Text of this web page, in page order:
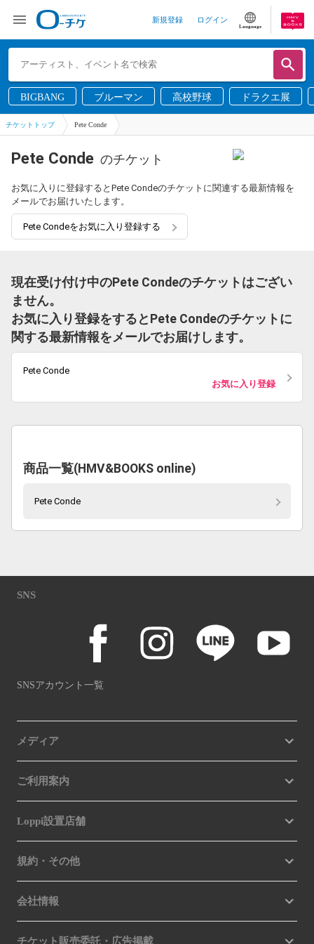
新規登録 ログイン
Language
BIGBANG ブルーマン 高校野球 ドラクエ展
チケットトップ Pete Conde
Pete Conde のチケット
お気に入りに登録するとPete Condeのチケットに関連する最新情報を
メールでお届けいたします。
Pete Condeをお気に入り登録する
現在受け付け中のPete Condeのチケットはござい
ません。
お気に入り登録をするとPete Condeのチケットに
関する最新情報をメールでお届けします。
Pete Conde
お気に入り登録
商品一覧(HMV&BOOKS online)
Pete Conde
SNS
SNSアカウント一覧
メディア
ご利用案内
Loppi設置店舗
規約・その他
会社情報
チケット販売委託・広告掲載